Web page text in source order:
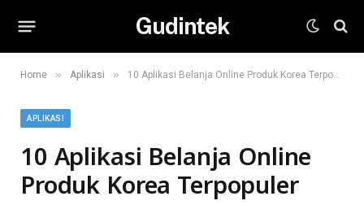
Gudintek
Home » Aplikasi » 10 Aplikasi Belanja Online Produk Korea Terpopuler
APLIKASI
10 Aplikasi Belanja Online
Produk Korea Terpopuler